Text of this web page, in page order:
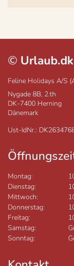
© Urlaub.dk
Feline Holidays A/S
Nygade 8B, 2.th
DK-7400 Herning
Dänemark
Ust-IdNr.:
Montag:
Dienstag:
Mittwoch:
Donnerstag:
Freitag:
Samstag:
Sonntag: